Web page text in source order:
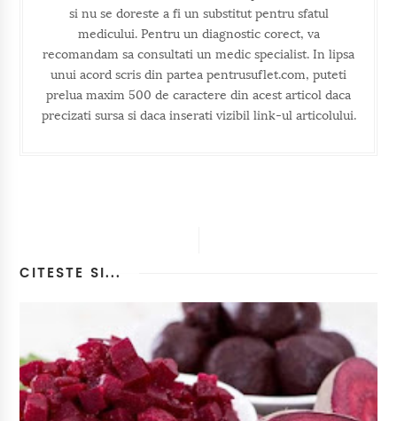
si nu se doreste a fi un substitut pentru sfatul
medicului. Pentru un diagnostic corect, va
recomandam sa consultati un medic specialist. In lipsa
unui acord scris din partea pentrusuflet.com, puteti
prelua maxim 500 de caractere din acest articol daca
precizati sursa si daca inserati vizibil link-ul articolului.
CITESTE SI...